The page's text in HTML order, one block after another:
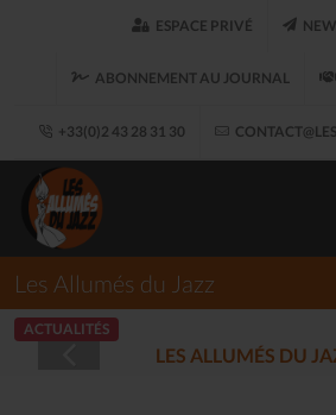
ESPACE PRIVÉ
ABONNEMENT AU JOURNAL
+33(0)2 43 28 31 30
Les Allumés du Jazz
ACTUALITÉS
LES ALLUMÉS DU